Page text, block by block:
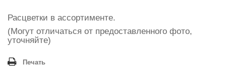
Расцветки в ассортименте.
(Могут отличаться от предоставленного фото,
уточняйте)
Печать